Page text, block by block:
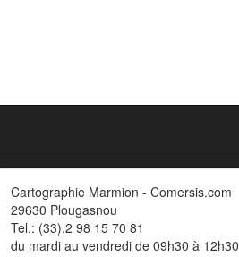
Cartographie Marmion - Comersis.com
29630 Plougasnou
Tel.: (33).2 98 15 70 81
du mardi au vendredi de 09h30 à 12h30